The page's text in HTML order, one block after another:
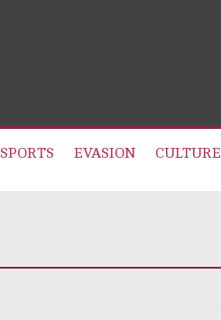
SPORTS EVASION CULTURE